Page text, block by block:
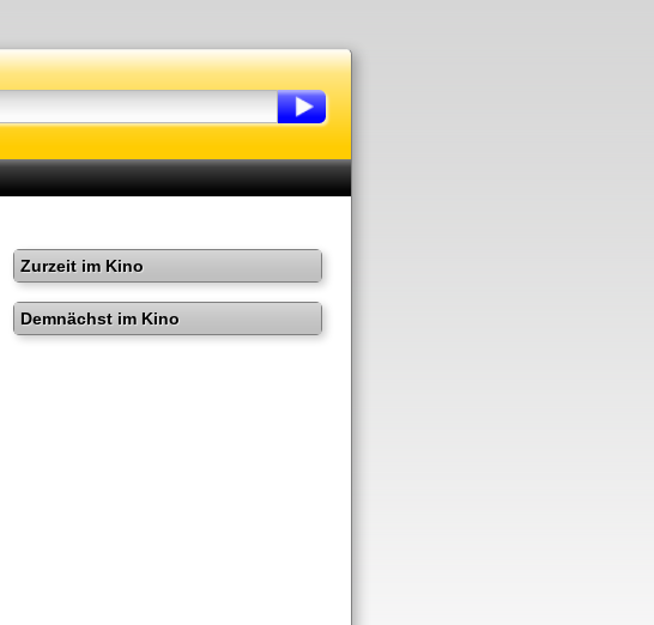
Zurzeit im Kino
Demnächst im Kino